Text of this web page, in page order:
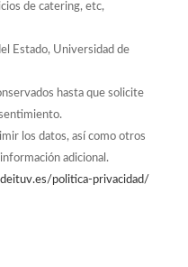
de catering, etc,
Estado, Universidad de
hasta que solicite
los datos, así como otros
adicional.
politica-privacidad/